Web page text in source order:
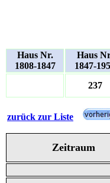
Haus Nr.
1808-1847
Haus
1847-
237
zurück zur Liste
Zeitraum